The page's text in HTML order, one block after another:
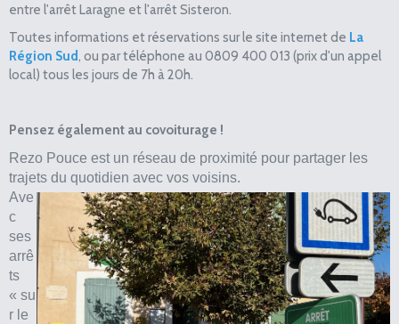
Contact
entre l'arrêt Laragne et l'arrêt Sisteron.
Toutes informations et réservations sur le site internet de La
Région Sud, ou par téléphone au 0809 400 013 (prix d'un appel
local) tous les jours de 7h à 20h.
Pensez également au covoiturage !
Rezo Pouce est un réseau de proximité pour partager les
trajets du quotidien avec vos voisins.
Ave
c
ses
arrê
ts
« su
r le